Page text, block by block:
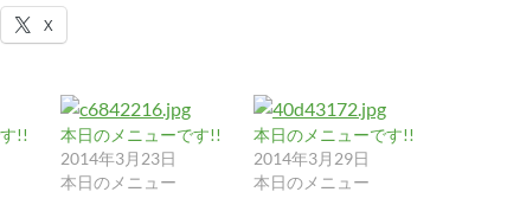
X
!!
本日のメニューです!!
2014年3月23日
本日のメニュー
本日のメニューです!!
2014年3月29日
本日のメニュー